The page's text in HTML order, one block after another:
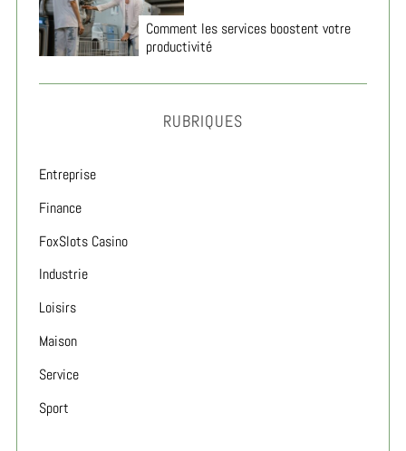
Comment les services boostent votre
productivité
RUBRIQUES
Entreprise
Finance
FoxSlots Casino
Industrie
Loisirs
Maison
Service
Sport